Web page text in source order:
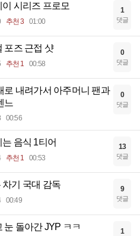
시리즈 프로모
추천 3 01:00
1
댓글
포즈 근접 샷
추천 1 00:58
0
댓글
로 내려가서 아주머니 팬과
느
00:56
0
댓글
음식 1티어
추천 1 00:53
13
댓글
기 국대 감독
00:49
9
댓글
눈 돌아간 JYP ㅋㅋ 1